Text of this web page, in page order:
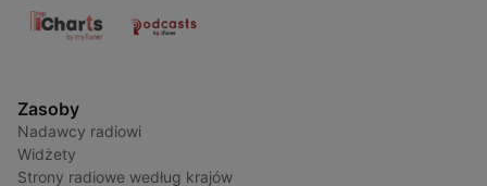
Zasoby
Nadawcy radiowi
Widżety
Strony radiowe według krajów